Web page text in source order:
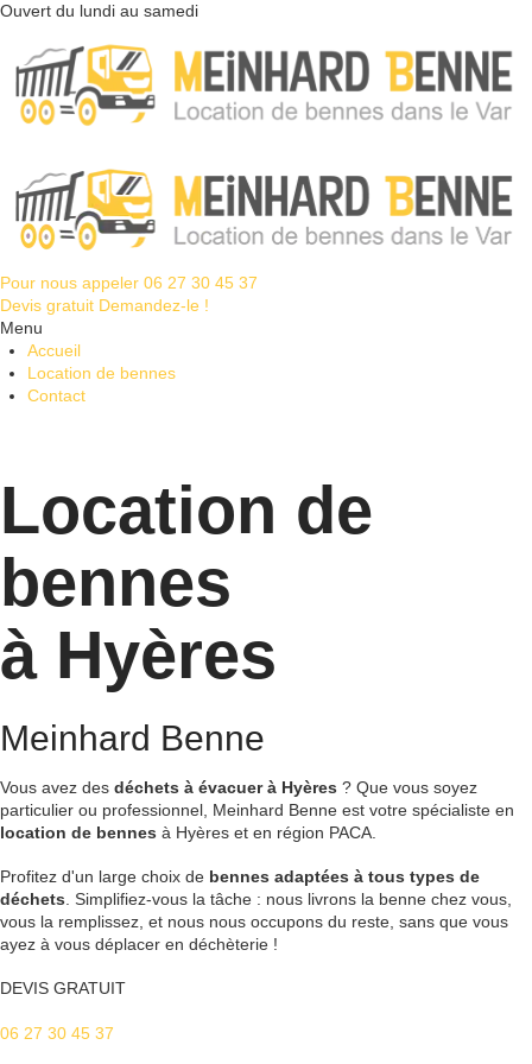
Ouvert du lundi au samedi
Pour nous appeler 06 27 30 45 37
Devis gratuit Demandez-le !
Menu
Accueil
Location de bennes
Contact
Location de
bennes
à Hyères
Meinhard Benne
Vous avez des déchets à évacuer à Hyères ? Que vous soyez
particulier ou professionnel, Meinhard Benne est votre spécialiste en
location de bennes à Hyères et en région PACA.
Profitez d'un large choix de bennes adaptées à tous types de
déchets . Simplifiez-vous la tâche : nous livrons la benne chez vous,
vous la remplissez, et nous nous occupons du reste, sans que vous
ayez à vous déplacer en déchèterie !
DEVIS GRATUIT
06 27 30 45 37